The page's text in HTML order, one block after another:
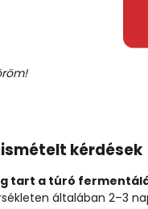
kérdések
tart a túró
általában 2–3